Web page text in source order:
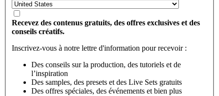
Recevez des contenus gratuits, des offres exclusives et des
conseils créatifs.
Inscrivez-vous à notre lettre d'information pour recevoir :
Des conseils sur la production, des tutoriels et de
l’inspiration
Des samples, des presets et des Live Sets gratuits
Des offres spéciales, des événements et bien plus